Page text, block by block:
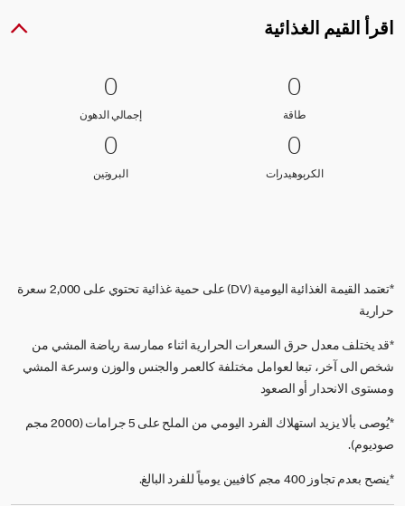
اقرأ القيم الغذائية
0 طاقة
0
0
طاقةطاقة
0 إجمالي الدهون
0
إجمالي الدهونإجمالي الدهون
0 الكربوهيدرات
0
0
الكربوهيدراتالكربوهيدرات
0 البروتين
0
البروتين
*تعتمد القيمة الغذائية اليومية (DV) على حمية غذائية تحتوي على 2,000 سعرة
حرارية
*قد يختلف معدل حرق السعرات الحرارية اثناء ممارسة رياضة المشي من
شخص الى آخر، تبعا لعوامل مختلفة كالعمر والجنس والوزن وسرعة المشي
ومستوى الانحدار أو الصعود
*يُوصى بألا يزيد استهلاك الفرد اليومي من الملح على 5 جرامات (2000 مجم
صوديوم).
*ينصح بعدم تجاوز 400 مجم كافيين يومياً للفرد البالغ.